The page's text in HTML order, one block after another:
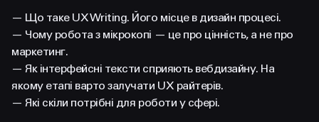
— Що таке UX Writing. Його місце в дизайн процесі.
— Чому робота з мікрокопі — це про цінність, а не про
маркетинг.
— Як інтерфейсні тексти сприяють вебдизайну. На
якому етапі варто залучати UX райтерів.
— Які скіли потрібні для роботи у сфері.